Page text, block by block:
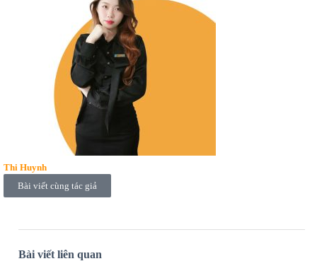
Thi Huynh
Bài viết cùng tác giả
Bài viết liên quan